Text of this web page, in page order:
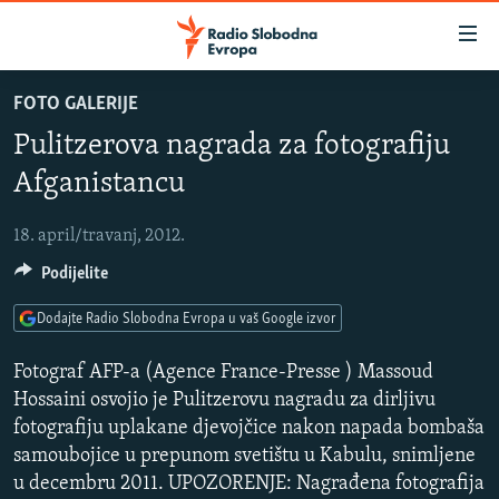
na
glavni
sadržaj
Pređite
na
navigaciju
Pređite
na
pretragu
BOSNA I HERCEGOVINA
SRBIJA
KOSOVO
CRNA GORA
VIZUELNO
FOTOGALERIJE
INFOGRAFIKE
PODCASTI
RAT U UKRAJINI
KINA NA BALKANU
RSE PRIČE IZ SVIJETA
FOTO GALERIJE
Pulitzerova nagrada za fotografiju
Afganistancu
18. april/travanj, 2012.
Fotograf AFP-a (Agence France-Presse ) Massoud
Hossaini osvojio je Pulitzerovu nagradu za dirljivu
fotografiju uplakane djevojčice nakon napada bombaša
samoubojice u prepunom svetištu u Kabulu, snimljene
u decembru 2011. UPOZORENJE: Nagrađena fotografija
Podijelite
Dodajte Radio Slobodna Evropa u vaš Google izvor
SLUŠAJTE
Spotify
YouTube
Pratite